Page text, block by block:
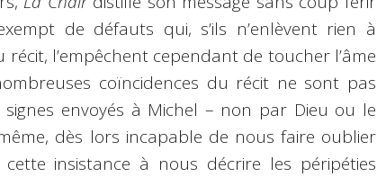
de défauts qui, s’ils n’enlèvent rien à
récit, l’empêchent cependant de toucher l’âme
coïncidences du récit ne sont pas
envoyés à Michel – non par Dieu ou le
dès lors incapable de nous faire oublier
insistance à nous décrire les péripéties